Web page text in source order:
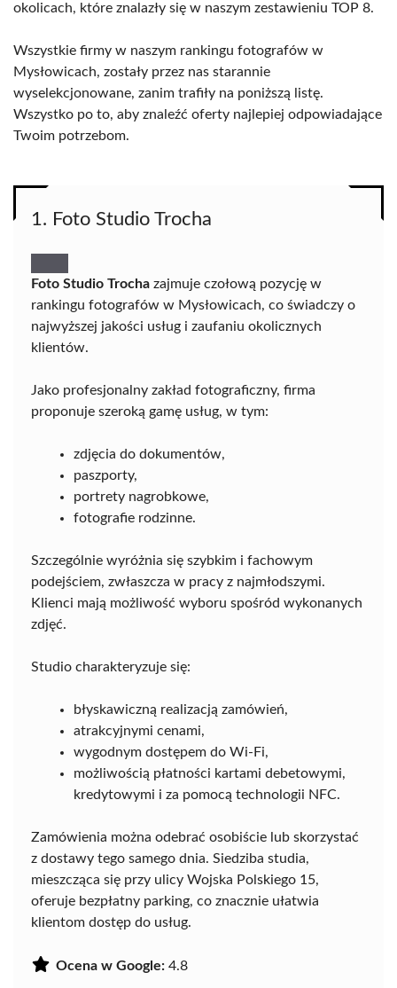
okolicach, które znalazły się w naszym zestawieniu TOP 8.
Wszystkie firmy w naszym rankingu fotografów w
Mysłowicach, zostały przez nas starannie
wyselekcjonowane, zanim trafiły na poniższą listę.
Wszystko po to, aby znaleźć oferty najlepiej odpowiadające
Twoim potrzebom.
1. Foto Studio Trocha
Foto Studio Trocha zajmuje czołową pozycję w
rankingu fotografów w Mysłowicach, co świadczy o
najwyższej jakości usług i zaufaniu okolicznych
klientów.
Jako profesjonalny zakład fotograficzny, firma
proponuje szeroką gamę usług, w tym:
zdjęcia do dokumentów,
paszporty,
portrety nagrobkowe,
fotografie rodzinne.
Szczególnie wyróżnia się szybkim i fachowym
podejściem, zwłaszcza w pracy z najmłodszymi.
Klienci mają możliwość wyboru spośród wykonanych
zdjęć.
Studio charakteryzuje się:
błyskawiczną realizacją zamówień,
atrakcyjnymi cenami,
wygodnym dostępem do Wi-Fi,
możliwością płatności kartami debetowymi,
kredytowymi i za pomocą technologii NFC.
Zamówienia można odebrać osobiście lub skorzystać
z dostawy tego samego dnia. Siedziba studia,
mieszcząca się przy ulicy Wojska Polskiego 15,
oferuje bezpłatny parking, co znacznie ułatwia
klientom dostęp do usług.
Ocena w Google: 4.8